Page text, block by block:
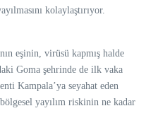
kolaylaştırıyor.
eşinin, virüsü kapmış halde
Goma şehrinde de ilk vaka
Kampala’ya seyahat eden
yayılım riskinin ne kadar